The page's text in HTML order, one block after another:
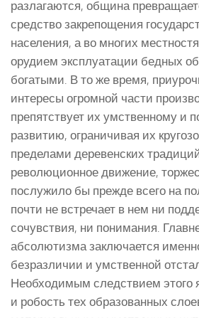
разлагаются, община
средство закрепощения
населения, а во многих
орудием эксплуатации бедных
богатыми. В то же время,
интересы огромной части
препятствует их умственному и
развитию, ограничивая их
пределами деревенских
революционное движение,
послужило бы прежде всего на
почти не встречает в нем ни
сочувствия, ни понимания.
абсолютизма заключается
безразличии и умственной
Необходимым следствием этого
и робость тех образованных